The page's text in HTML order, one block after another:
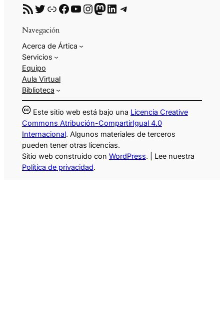
RSS Twitter Enlace Facebook YouTube InstagramMastodon LinkedIn Telegram
Navegación
Acerca de Ártica
Servicios
Equipo
Aula Virtual
Biblioteca
Este sitio web está bajo una Licencia Creative
Commons Atribución-CompartirIgual 4.0
Internacional. Algunos materiales de terceros
pueden tener otras licencias.
Sitio web construido con WordPress. | Lee nuestra
Política de privacidad.